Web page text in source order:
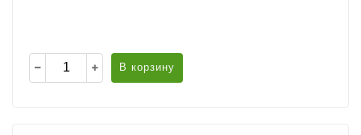
В корзину